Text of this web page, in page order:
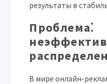
результаты в
Проблема⁚
В мире онлайн-